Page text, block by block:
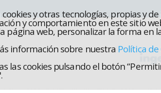
cookies y otras tecnologías, propias y
y comportamiento en este sitio
página web, personalizar la forma en
información sobre nuestra Política de
las cookies pulsando el botón